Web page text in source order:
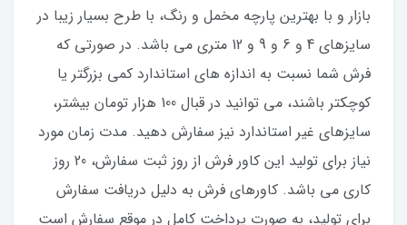
بازار و با بهترین پارچه مخمل و رنگ، با طرح بسیار زیبا در
سایزهای 4 و 6 و 9 و 12 متری می باشد. در صورتی که
فرش شما نسبت به اندازه های استاندارد کمی بزرگتر یا
کوچکتر باشند، می توانید در قبال 100 هزار تومان بیشتر،
سایزهای غیر استاندارد نیز سفارش دهید. مدت زمان مورد
نیاز برای تولید این کاور فرش از روز ثبت سفارش، 20 روز
کاری می باشد. کاورهای فرش به دلیل دریافت سفارش
برای تولید، به صورت پرداخت کامل در موقع سفارش است